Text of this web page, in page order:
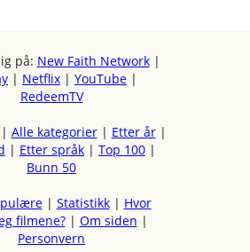
på: New Faith Network|
| Netflix | YouTube |
RedeemTV
Alle kategorier| Etter år|
| Etter språk | Top 100 |
Bunn 50
| Statistikk| Hvor
filmene?| Om siden |
Personvern